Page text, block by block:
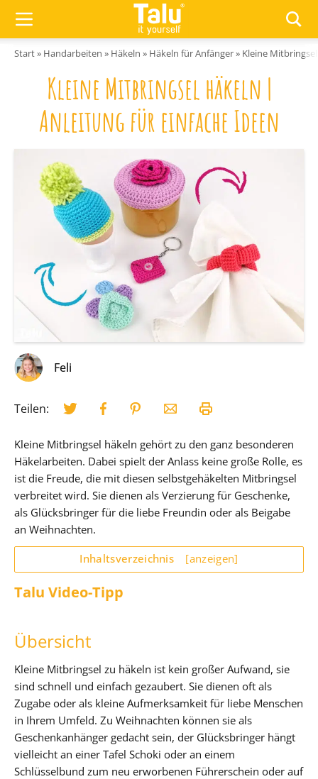
Start» Handarbeiten » Häkeln » Häkeln für Anfänger» Kleine
Kleine Mitbringsel häkeln |
Anleitung für einfache Ideen
Feli
Teilen:
Kleine Mitbringsel häkeln gehört zu den ganz besonderen
Häkelarbeiten. Dabei spielt der Anlass keine große Rolle, es
ist die Freude, die mit diesen selbstgehäkelten Mitbringsel
verbreitet wird. Sie dienen als Verzierung für Geschenke,
als Glücksbringer für die liebe Freundin oder als Beigabe
an Weihnachten.
Inhaltsverzeichnis [anzeigen]
Talu Video-Tipp
Übersicht
Kleine Mitbringsel zu häkeln ist kein großer Aufwand, sie
sind schnell und einfach gezaubert. Sie dienen oft als
Zugabe oder als kleine Aufmerksamkeit für liebe Menschen
in Ihrem Umfeld. Zu Weihnachten können sie als
Geschenkanhänger gedacht sein, der Glücksbringer hängt
vielleicht an einer Tafel Schoki oder an einem
Schlüsselbund zum neu erworbenen Führerschein oder auf